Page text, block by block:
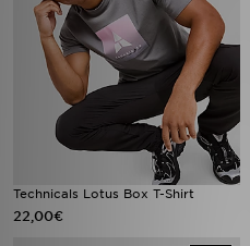
Technicals Lotus Box T-Shirt
22,00€